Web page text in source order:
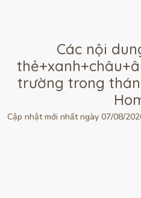
Các nội
trường trong
Cập nhật mới nhất ngày 07/08/